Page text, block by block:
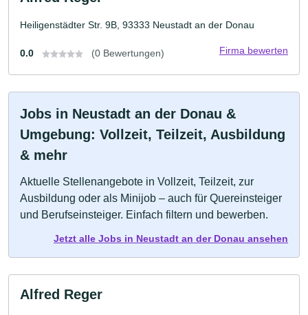
Heiligenstädter Str. 9B, 93333 Neustadt an der Donau
0.0 (0 Bewertungen) Firma bewerten
Jobs in Neustadt an der Donau &
Umgebung: Vollzeit, Teilzeit, Ausbildung
& mehr
Aktuelle Stellenangebote in Vollzeit, Teilzeit, zur
Ausbildung oder als Minijob – auch für Quereinsteiger
und Berufseinsteiger. Einfach filtern und bewerben.
Jetzt alle Jobs in Neustadt an der Donau ansehen
Alfred Reger